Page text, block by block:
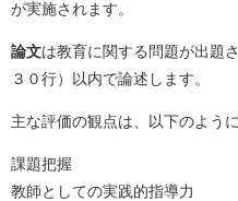
が実施されます。
論文は教育に関する問題が出題
３０行）以内で論述します。
主な評価の観点は、以下のよう
課題把握
教師としての実践的指導力